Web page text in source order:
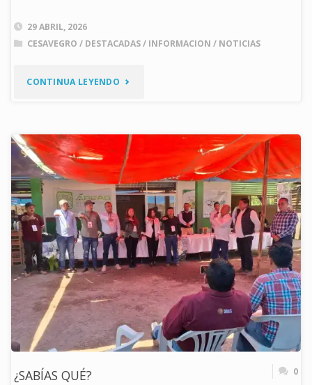
29 ABRIL, 2026
CESAVEGRO / DESTACADAS/ INFORMACION / NOTICIAS
CONTINUA LEYENDO "FORTALECEN
PARA
EL
MANEJO
FITOSANITARIO
DEL
CULTIVO
DE
MAMEY
¿SABÍAS QUÉ? 0